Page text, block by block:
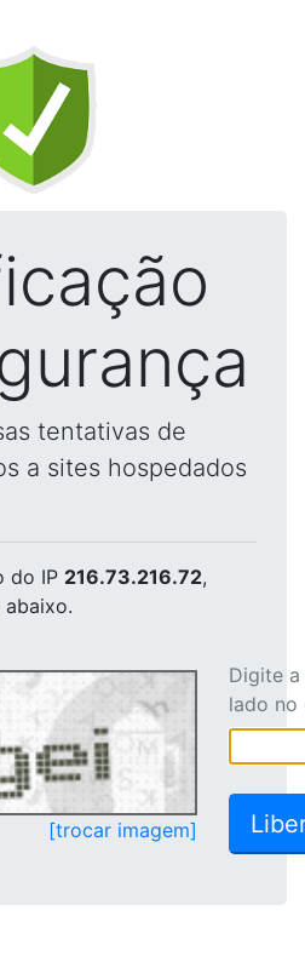
tentativas de
a sites hospedados
do IP 216.73.216.72,
[trocar imagem]
Digite
lado no